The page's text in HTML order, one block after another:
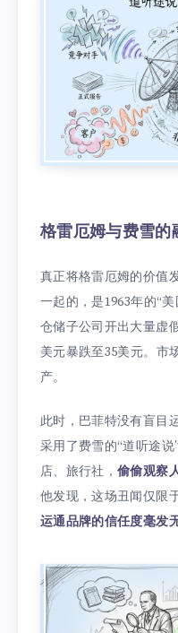
格雷厄姆与费雪的
真正将格雷厄姆的价值
一起的，是1963年的“
仓储子公司开出大量虚
美元暴跌至35美元。市
产。
此时，巴菲特没有盲目
采用了费雪的“道听途
店、旅行社，偷偷观察
他发现，这场丑闻仅限
运通品牌的信任度毫发